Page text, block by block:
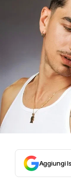
Aggiungi